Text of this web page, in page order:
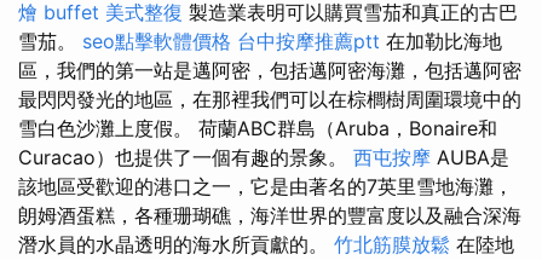
燴 buffet 美式整復 製造業表明可以購買雪茄和真正的古巴
雪茄。 seo點擊軟體價格 台中按摩推薦ptt 在加勒比海地
區，我們的第一站是邁阿密，包括邁阿密海灘，包括邁阿密
最閃閃發光的地區，在那裡我們可以在棕櫚樹周圍環境中的
雪白色沙灘上度假。 荷蘭ABC群島（Aruba，Bonaire和
Curacao）也提供了一個有趣的景象。 西屯按摩 AUBA是
該地區受歡迎的港口之一，它是由著名的7英里雪地海灘，
朗姆酒蛋糕，各種珊瑚礁，海洋世界的豐富度以及融合深海
潛水員的水晶透明的海水所貢獻的。 竹北筋膜放鬆 在陸地